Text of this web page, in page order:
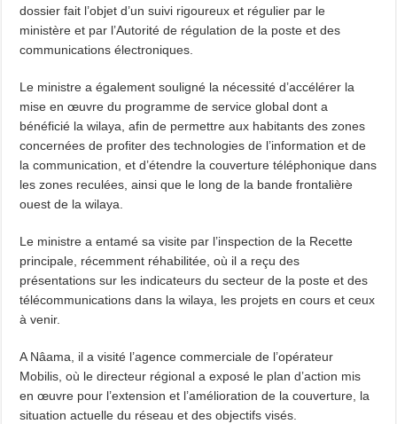
dossier fait l’objet d’un suivi rigoureux et régulier par le
ministère et par l’Autorité de régulation de la poste et des
communications électroniques.
Le ministre a également souligné la nécessité d’accélérer la
mise en œuvre du programme de service global dont a
bénéficié la wilaya, afin de permettre aux habitants des zones
concernées de profiter des technologies de l’information et de
la communication, et d’étendre la couverture téléphonique dans
les zones reculées, ainsi que le long de la bande frontalière
ouest de la wilaya.
Le ministre a entamé sa visite par l’inspection de la Recette
principale, récemment réhabilitée, où il a reçu des
présentations sur les indicateurs du secteur de la poste et des
télécommunications dans la wilaya, les projets en cours et ceux
à venir.
A Nâama, il a visité l’agence commerciale de l’opérateur
Mobilis, où le directeur régional a exposé le plan d’action mis
en œuvre pour l’extension et l’amélioration de la couverture, la
situation actuelle du réseau et des objectifs visés.